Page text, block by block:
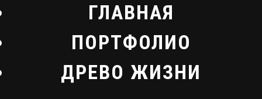
ГЛАВНАЯ
ПОРТФОЛИО
ДРЕВО ЖИЗНИ